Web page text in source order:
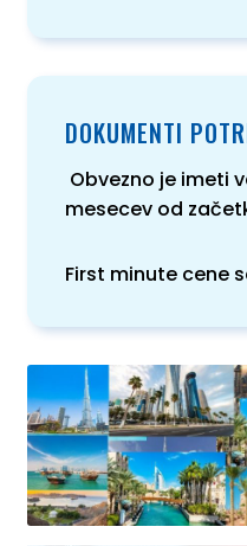
DOKUMENTI
Obvezno je imeti
mesecev od
First minute cene